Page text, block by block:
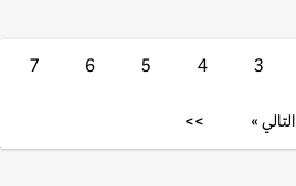
3
4
5
6
7
التالي » >>